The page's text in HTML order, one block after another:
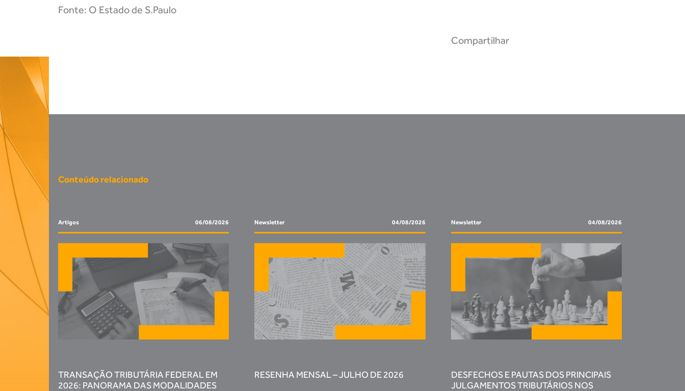
Fonte: O Estado de S.Paulo
Compartilhar
Conteúdo relacionado
Artigos 06/08/2026
TRANSAÇÃO TRIBUTÁRIA FEDERAL EM
2026: PANORAMA DAS MODALIDADES
Newsletter 04/08/2026
RESENHA MENSAL – JULHO DE 2026
Newsletter 04/08/2026
DESFECHOS E PAUTAS DOS PRINCIPAIS
JULGAMENTOS TRIBUTÁRIOS NOS